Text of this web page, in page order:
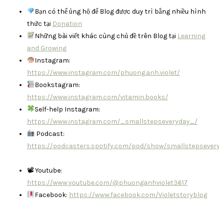
Bạn có thể ủng hộ để Blog được duy trì bằng nhiều hình
thức tại Donation
Những bài viết khác cùng chủ đề trên Blog tại Learning
and Growing
Instagram:
https://www.instagram.com/phuong.anh.violet/
Bookstagram:
https://www.instagram.com/vitamin.books/
Self-help Instagram:
https://www.instagram.com/_smallstepseveryday_/
Podcast:
https://podcasters.spotify.com/pod/show/
📽 Youtube:
https://www.youtube.com/@phuonganhviolet3617
Facebook: https://www.facebook.com/Violetstoryblog